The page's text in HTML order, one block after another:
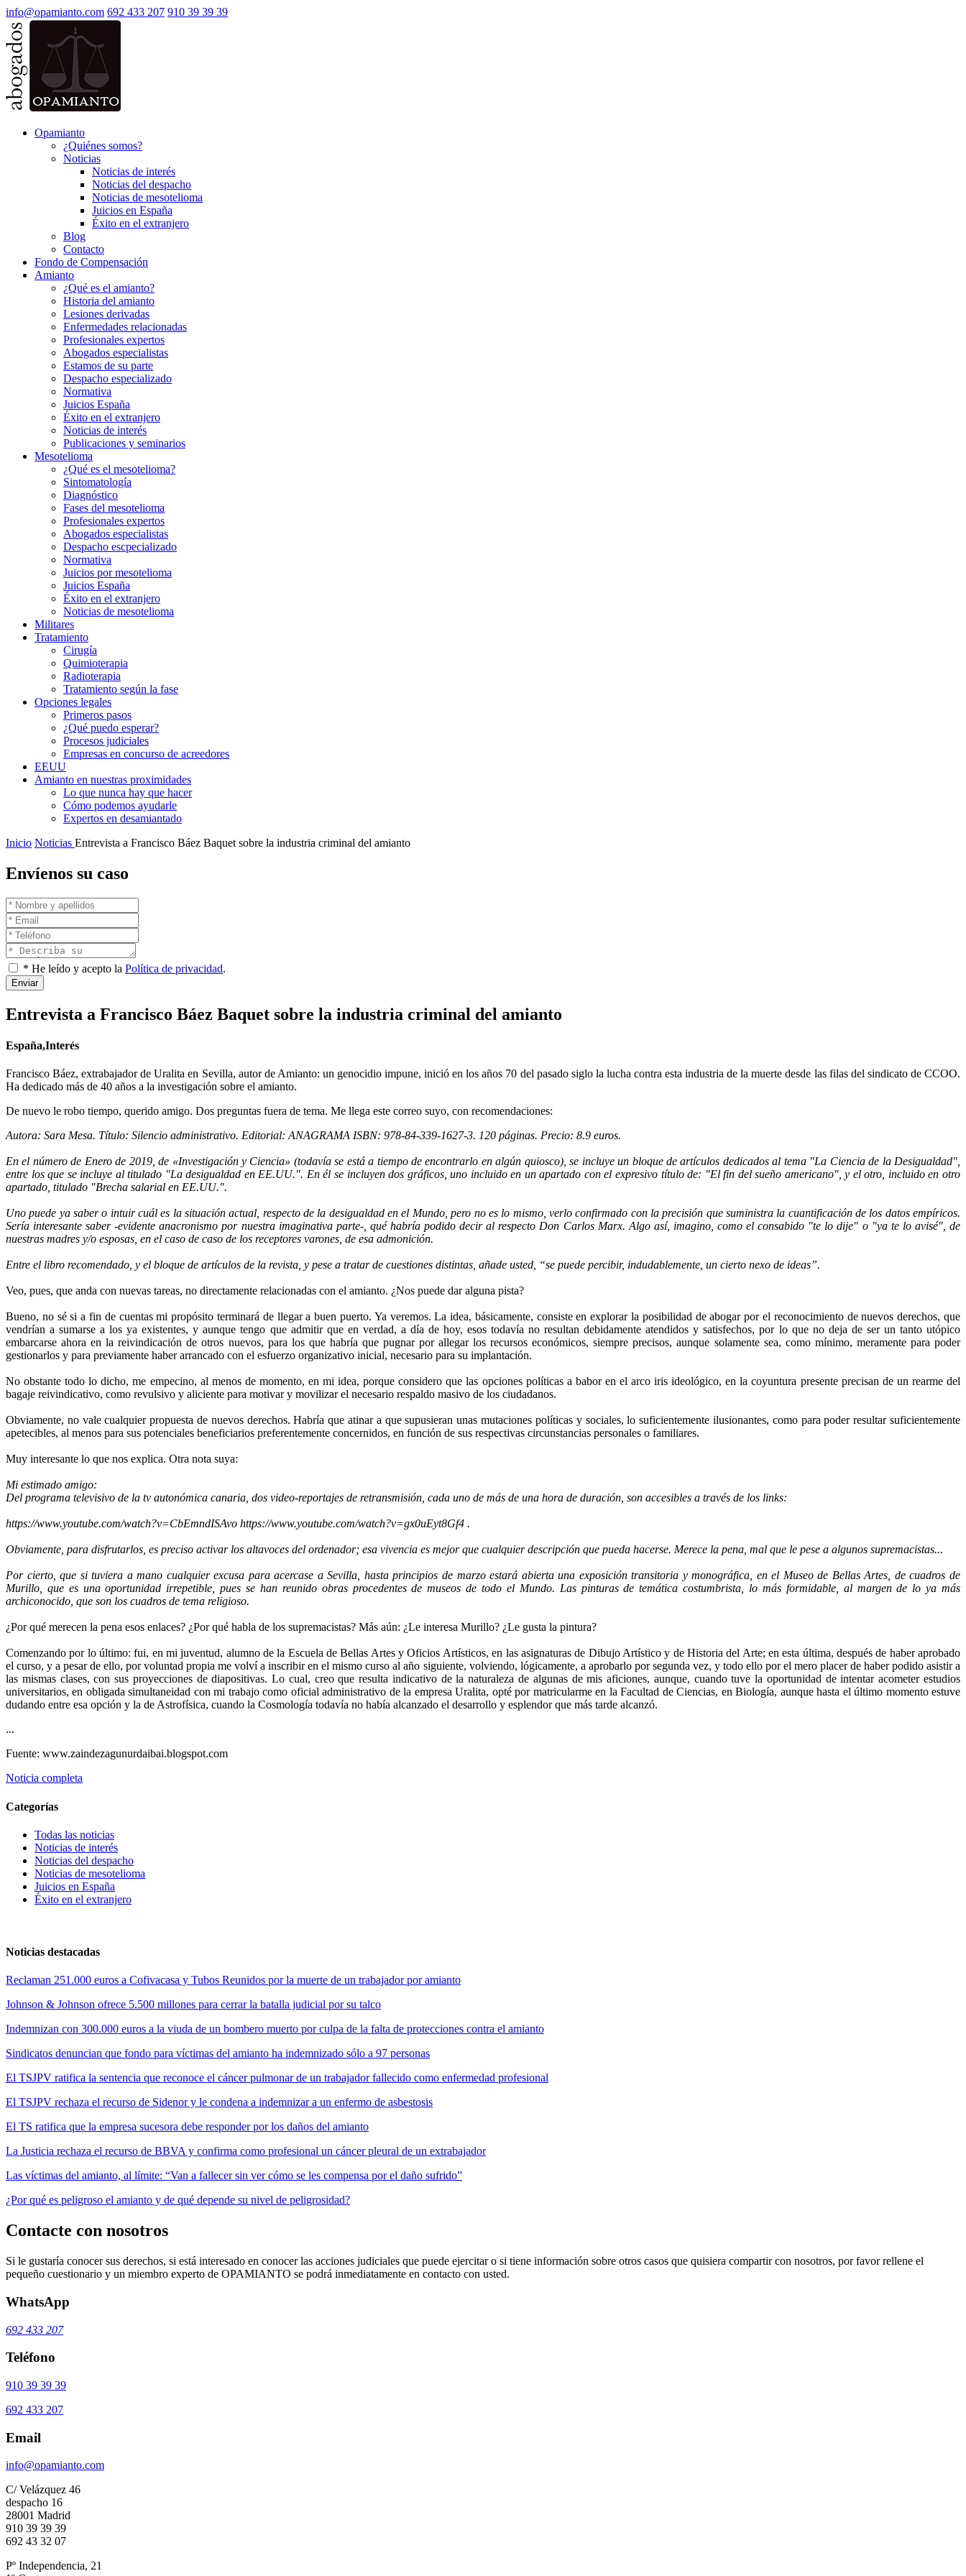
info@opamianto.com 692 433 207 910 39 39 39
Opamianto
¿Quiénes somos?
Noticias
Noticias de interés
Noticias del despacho
Noticias de mesotelioma
Juicios en España
Éxito en el extranjero
Blog
Contacto
Fondo de Compensación
Amianto
¿Qué es el amianto?
Historia del amianto
Lesiones derivadas
Enfermedades relacionadas
Profesionales expertos
Abogados especialistas
Estamos de su parte
Despacho especializado
Normativa
Juicios España
Éxito en el extranjero
Noticias de interés
Publicaciones y seminarios
Mesotelioma
¿Qué es el mesotelioma?
Sintomatología
Diagnóstico
Fases del mesotelioma
Profesionales expertos
Abogados especialistas
Despacho escpecializado
Normativa
Juicios por mesotelioma
Juicios España
Éxito en el extranjero
Noticias de mesotelioma
Militares
Tratamiento
Cirugía
Quimioterapia
Radioterapia
Tratamiento según la fase
Opciones legales
Primeros pasos
¿Qué puedo esperar?
Procesos judiciales
Empresas en concurso de acreedores
EEUU
Amianto en nuestras proximidades
Lo que nunca hay que hacer
Cómo podemos ayudarle
Expertos en desamiantado
Inicio Noticias Entrevista a Francisco Báez Baquet sobre la industria criminal del amianto
Envíenos su caso
* He leído y acepto la Política de privacidad.
Enviar
Entrevista a Francisco Báez Baquet sobre la industria criminal del amianto
España,Interés
Francisco Báez, extrabajador de Uralita en Sevilla, autor de Amianto: un genocidio impune, inició en los años 70 del pasado siglo la lucha contra esta industria de la muerte desde las filas del sindicato de CCOO.
Ha dedicado más de 40 años a la investigación sobre el amianto.
De nuevo le robo tiempo, querido amigo. Dos preguntas fuera de tema. Me llega este correo suyo, con recomendaciones:
Autora: Sara Mesa. Título: Silencio administrativo. Editorial: ANAGRAMA ISBN: 978-84-339-1627-3. 120 páginas. Precio: 8.9 euros.
En el número de Enero de 2019, de «Investigación y Ciencia» (todavía se está a tiempo de encontrarlo en algún quiosco), se incluye un bloque de artículos dedicados al tema "La Ciencia de la Desigualdad",
entre los que se incluye al titulado "La desigualdad en EE.UU.". En él se incluyen dos gráficos, uno incluido en un apartado con el expresivo título de: "El fin del sueño americano", y el otro, incluido en otro
apartado, titulado "Brecha salarial en EE.UU.".
Uno puede ya saber o intuir cuál es la situación actual, respecto de la desigualdad en el Mundo, pero no es lo mismo, verlo confirmado con la precisión que suministra la cuantificación de los datos empíricos.
Sería interesante saber -evidente anacronismo por nuestra imaginativa parte-, qué habría podido decir al respecto Don Carlos Marx. Algo así, imagino, como el consabido "te lo dije" o "ya te lo avisé", de
nuestras madres y/o esposas, en el caso de caso de los receptores varones, de esa admonición.
Entre el libro recomendado, y el bloque de artículos de la revista, y pese a tratar de cuestiones distintas, añade usted, “se puede percibir, indudablemente, un cierto nexo de ideas”.
Veo, pues, que anda con nuevas tareas, no directamente relacionadas con el amianto. ¿Nos puede dar alguna pista?
Bueno, no sé si a fin de cuentas mi propósito terminará de llegar a buen puerto. Ya veremos. La idea, básicamente, consiste en explorar la posibilidad de abogar por el reconocimiento de nuevos derechos, que
vendrían a sumarse a los ya existentes, y aunque tengo que admitir que en verdad, a día de hoy, esos todavía no resultan debidamente atendidos y satisfechos, por lo que no deja de ser un tanto utópico
embarcarse ahora en la reivindicación de otros nuevos, para los que habría que pugnar por allegar los recursos económicos, siempre precisos, aunque solamente sea, como mínimo, meramente para poder
gestionarlos y para previamente haber arrancado con el esfuerzo organizativo inicial, necesario para su implantación.
No obstante todo lo dicho, me empecino, al menos de momento, en mi idea, porque considero que las opciones políticas a babor en el arco iris ideológico, en la coyuntura presente precisan de un rearme del
bagaje reivindicativo, como revulsivo y aliciente para motivar y movilizar el necesario respaldo masivo de los ciudadanos.
Obviamente, no vale cualquier propuesta de nuevos derechos. Habría que atinar a que supusieran unas mutaciones políticas y sociales, lo suficientemente ilusionantes, como para poder resultar suficientemente
apetecibles, al menos para sus potenciales beneficiarios preferentemente concernidos, en función de sus respectivas circunstancias personales o familiares.
Muy interesante lo que nos explica. Otra nota suya:
Mi estimado amigo:
Del programa televisivo de la tv autonómica canaria, dos video-reportajes de retransmisión, cada uno de más de una hora de duración, son accesibles a través de los links:
https://www.youtube.com/watch?v=CbEmndISAvo https://www.youtube.com/watch?v=gx0uEyt8Gf4 .
Obviamente, para disfrutarlos, es preciso activar los altavoces del ordenador; esa vivencia es mejor que cualquier descripción que pueda hacerse. Merece la pena, mal que le pese a algunos supremacistas...
Por cierto, que si tuviera a mano cualquier excusa para acercase a Sevilla, hasta principios de marzo estará abierta una exposición transitoria y monográfica, en el Museo de Bellas Artes, de cuadros de
Murillo, que es una oportunidad irrepetible, pues se han reunido obras procedentes de museos de todo el Mundo. Las pinturas de temática costumbrista, lo más formidable, al margen de lo ya más
archiconocido, que son los cuadros de tema religioso.
¿Por qué merecen la pena esos enlaces? ¿Por qué habla de los supremacistas? Más aún: ¿Le interesa Murillo? ¿Le gusta la pintura?
Comenzando por lo último: fui, en mi juventud, alumno de la Escuela de Bellas Artes y Oficios Artísticos, en las asignaturas de Dibujo Artístico y de Historia del Arte; en esta última, después de haber aprobado
el curso, y a pesar de ello, por voluntad propia me volví a inscribir en el mismo curso al año siguiente, volviendo, lógicamente, a aprobarlo por segunda vez, y todo ello por el mero placer de haber podido asistir a
las mismas clases, con sus proyecciones de diapositivas. Lo cual, creo que resulta indicativo de la naturaleza de algunas de mis aficiones, aunque, cuando tuve la oportunidad de intentar acometer estudios
universitarios, en obligada simultaneidad con mi trabajo como oficial administrativo de la empresa Uralita, opté por matricularme en la Facultad de Ciencias, en Biología, aunque hasta el último momento estuve
dudando entre esa opción y la de Astrofísica, cuando la Cosmología todavía no había alcanzado el desarrollo y esplendor que más tarde alcanzó.
...
Fuente: www.zaindezagunurdaibai.blogspot.com
Noticia completa
Categorías
Todas las noticias
Noticias de interés
Noticias del despacho
Noticias de mesotelioma
Juicios en España
Éxito en el extranjero
Noticias destacadas
Reclaman 251.000 euros a Cofivacasa y Tubos Reunidos por la muerte de un trabajador por amianto
Johnson & Johnson ofrece 5.500 millones para cerrar la batalla judicial por su talco
Indemnizan con 300.000 euros a la viuda de un bombero muerto por culpa de la falta de protecciones contra el amianto
Sindicatos denuncian que fondo para víctimas del amianto ha indemnizado sólo a 97 personas
El TSJPV ratifica la sentencia que reconoce el cáncer pulmonar de un trabajador fallecido como enfermedad profesional
El TSJPV rechaza el recurso de Sidenor y le condena a indemnizar a un enfermo de asbestosis
El TS ratifica que la empresa sucesora debe responder por los daños del amianto
La Justicia rechaza el recurso de BBVA y confirma como profesional un cáncer pleural de un extrabajador
Las víctimas del amianto, al límite: “Van a fallecer sin ver cómo se les compensa por el daño sufrido”
¿Por qué es peligroso el amianto y de qué depende su nivel de peligrosidad?
Contacte con nosotros
Si le gustaría conocer sus derechos, si está interesado en conocer las acciones judiciales que puede ejercitar o si tiene información sobre otros casos que quisiera compartir con nosotros, por favor rellene el
pequeño cuestionario y un miembro experto de OPAMIANTO se podrá inmediatamente en contacto con usted.
WhatsApp
692 433 207
Teléfono
910 39 39 39
692 433 207
Email
info@opamianto.com
C/ Velázquez 46
despacho 16
28001 Madrid
910 39 39 39
692 43 32 07
Pº Independencia, 21